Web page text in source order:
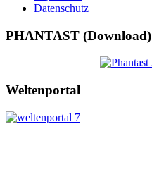
Datenschutz
PHANTAST (Download)
Weltenportal